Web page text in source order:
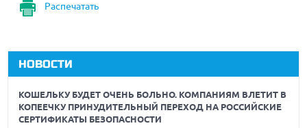
Распечатать
НОВОСТИ
КОШЕЛЬКУ БУДЕТ ОЧЕНЬ БОЛЬНО. КОМПАНИЯМ ВЛЕТИТ В
КОПЕЕЧКУ ПРИНУДИТЕЛЬНЫЙ ПЕРЕХОД НА РОССИЙСКИЕ
СЕРТИФИКАТЫ БЕЗОПАСНОСТИ